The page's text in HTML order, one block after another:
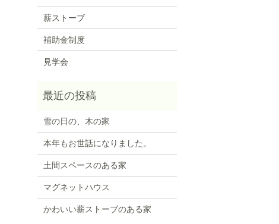
薪ストーブ
補助金制度
見学会
雪の日の、木の家
本年もお世話になりました。
土間スペースのある家
マグネットハウス
かわいい薪ストーブのある家